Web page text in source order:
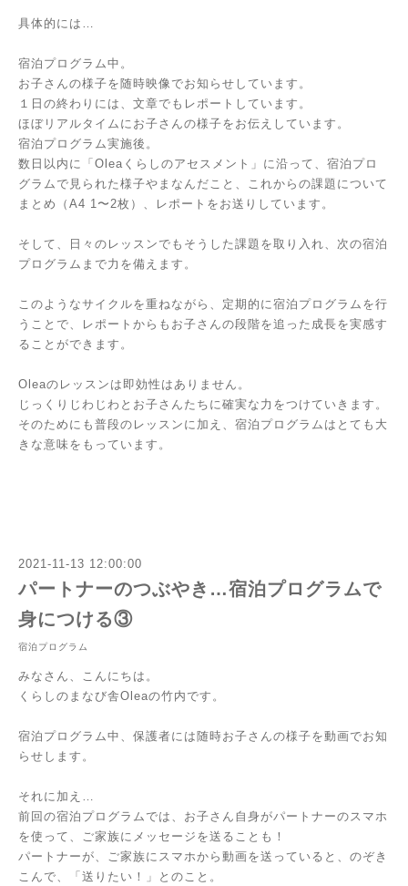
具体的には…
宿泊プログラム中。
お子さんの様子を随時映像でお知らせしています。
１日の終わりには、文章でもレポートしています。
ほぼリアルタイムにお子さんの様子をお伝えしています。
宿泊プログラム実施後。
数日以内に「Oleaくらしのアセスメント」に沿って、宿泊プロ
グラムで見られた様子やまなんだこと、これからの課題について
まとめ（A4 1〜2枚）、レポートをお送りしています。
そして、日々のレッスンでもそうした課題を取り入れ、次の宿泊
プログラムまで力を備えます。
このようなサイクルを重ねながら、定期的に宿泊プログラムを行
うことで、レポートからもお子さんの段階を追った成長を実感す
ることができます。
Oleaのレッスンは即効性はありません。
じっくりじわじわとお子さんたちに確実な力をつけていきます。
そのためにも普段のレッスンに加え、宿泊プログラムはとても大
きな意味をもっています。
2021-11-13 12:00:00
パートナーのつぶやき…宿泊プログラムで
身につける③
宿泊プログラム
みなさん、こんにちは。
くらしのまなび舎Oleaの竹内です。
宿泊プログラム中、保護者には随時お子さんの様子を動画でお知
らせします。
それに加え…
前回の宿泊プログラムでは、お子さん自身がパートナーのスマホ
を使って、ご家族にメッセージを送ることも！
パートナーが、ご家族にスマホから動画を送っていると、のぞき
こんで、「送りたい！」とのこと。